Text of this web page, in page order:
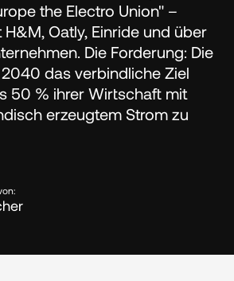
the Electro Union" –
Oatly, Einride und über
Die Forderung: Die
das verbindliche Ziel
50 % ihrer Wirtschaft mit
erzeugtem Strom zu